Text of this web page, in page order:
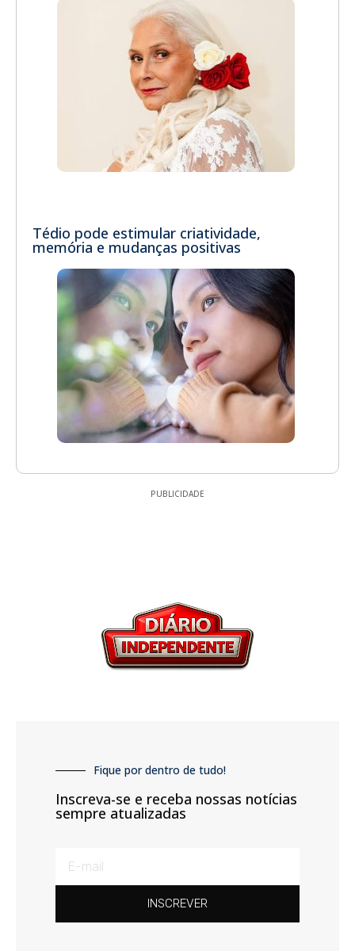
Tédio pode estimular criatividade,
memória e mudanças positivas
PUBLICIDADE
Fique por dentro de tudo!
Inscreva-se e receba nossas notícias
sempre atualizadas
INSCREVER